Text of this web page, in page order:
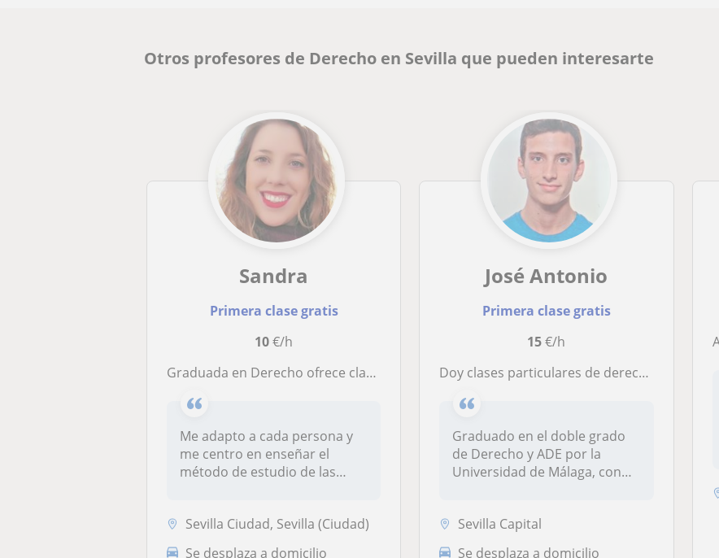
Otros profesores de Derecho en Sevilla que pueden interesarte
Sandra
Primera clase gratis
10€/h
Graduada en Derecho ofrece clases particulares especializadas en Constitucional y Penal.
Me adapto a cada persona y
me centro en enseñar el
método de estudio de las
Sevilla Ciudad, Sevilla (Ciudad)
Se desplaza a domicilio
José Antonio
Primera clase gratis
15€/h
Doy clases particulares de derecho privado o público para estudiantes de derecho
Graduado en el doble grado
de Derecho y ADE por la
Universidad de Málaga, con
Sevilla Capital
Se desplaza a domicilio